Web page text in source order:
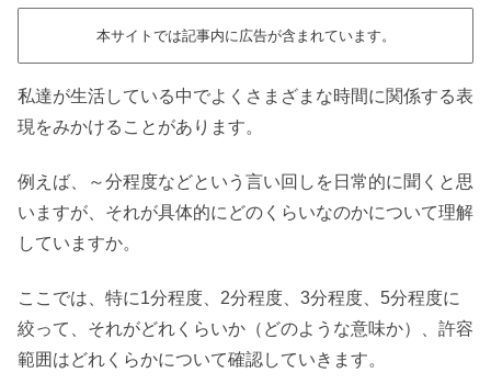
本サイトでは記事内に広告が含まれています。
私達が生活している中でよくさまざまな時間に関係する表
現をみかけることがあります。
例えば、～分程度などという言い回しを日常的に聞くと思
いますが、それが具体的にどのくらいなのかについて理解
していますか。
ここでは、特に1分程度、2分程度、3分程度、5分程度に
絞って、それがどれくらいか（どのような意味か）、許容
範囲はどれくらかについて確認していきます。